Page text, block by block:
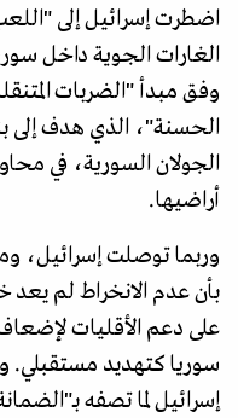
اضطرت إسرائيل إلى
الغارات الجوية داخل
وفق مبدأ "الضربات
الحسنة"، الذي هدف إلى
الجولان السورية، في
أراضيها.
وربما توصلت إسرائيل،
بأن عدم الانخراط لم يعد
على دعم الأقليات
سوريا كتهديد مستقبلي.
إسرائيل لما تصفه